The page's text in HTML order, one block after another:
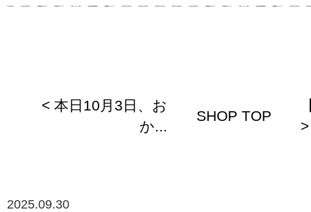
< 本日10月3日、お
か...
SHOP TOP
>
2025.09.30